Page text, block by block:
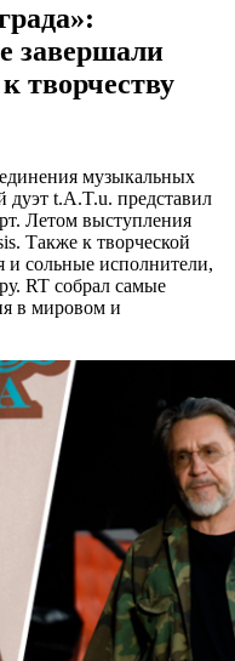
завершали
творчеству
музыкальных
дуэт t.A.T.u. представил
Летом выступления
Также к творческой
и сольные исполнители,
RT собрал самые
в мировом и